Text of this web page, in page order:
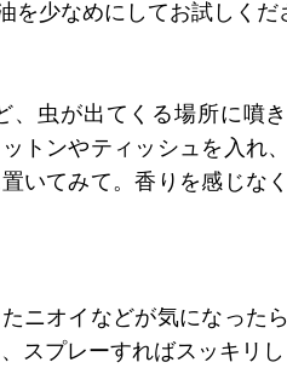
少なめにしてお試しくだ
虫が出てくる場所に噴
トンやティッシュを入れ
いてみて。香りを感じな
ニオイなどが気になった
スプレーすればスッキリし